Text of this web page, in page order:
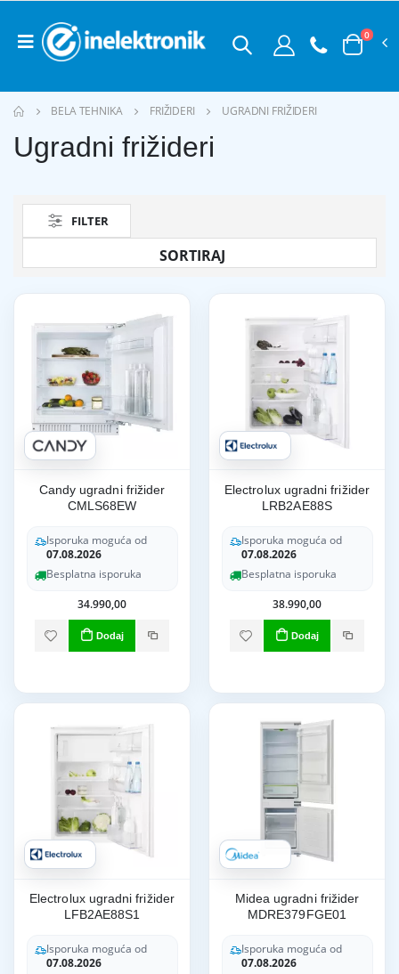
0
BELA TEHNIKA FRIŽIDERI UGRADNI FRIŽIDERI
Ugradni frižideri
FILTER
Candy ugradni frižider
CMLS68EW
Isporuka moguća od
07.08.2026
Besplatna isporuka
34.990,00
Dodaj
Electrolux ugradni frižider
LRB2AE88S
Isporuka moguća od
07.08.2026
Besplatna isporuka
38.990,00
Dodaj
Electrolux ugradni frižider
LFB2AE88S1
Isporuka moguća od
07.08.2026
Midea ugradni frižider
MDRE379FGE01
Isporuka moguća od
07.08.2026